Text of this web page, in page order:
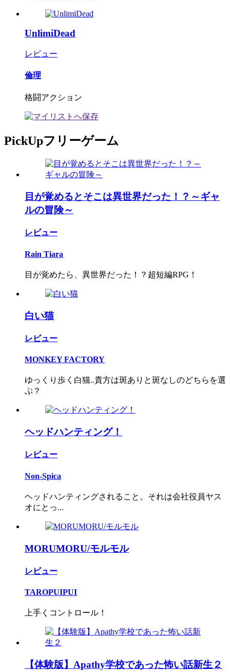
UnlimiDead
レビュー
倫理
格闘アクション
PickUpフリーゲーム
目が覚めるとそこは異世界だった！？～ギャ
ルの冒険～
レビュー
Rain Tiara
目が覚めたら、異世界だった！？超短編RPG！
白い猫
レビュー
MONKEY FACTORY
ゆっくり歩く白猫..貴方は斑ありと斑なしのどちらを選
ぶ？
ヘッドハンティング！
レビュー
Non-Spica
ヘッドハンティングされること。それは会社役員ヤス
オにとっ...
MORUMORU/モルモル
レビュー
TAROPUIPUI
上手くコントロール！
【体験版】Apathy学校であった怖い話新生２